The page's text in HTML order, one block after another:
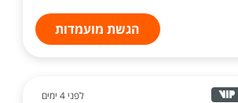
הגשת מועמדות
לפני 4 ימים